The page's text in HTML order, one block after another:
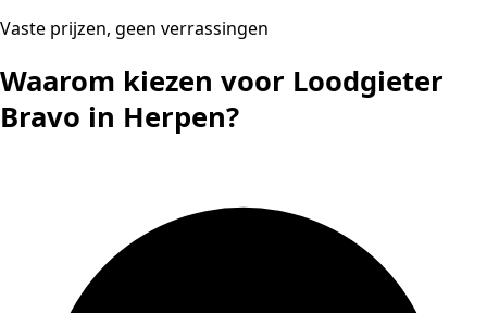
Vaste prijzen, geen verrassingen
Waarom kiezen voor Loodgieter
Bravo in Herpen?